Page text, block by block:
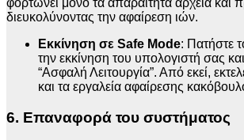
φορτώνει μόνο τα απαραίτητα αρχεία και
διευκολύνοντας την αφαίρεση ιών.
Εκκίνηση σε Safe Mode: Πατήστε
την εκκίνηση του υπολογιστή σας και
“Ασφαλή Λειτουργία”. Από εκεί,
και τα εργαλεία αφαίρεσης
6. Επαναφορά του συστήματος